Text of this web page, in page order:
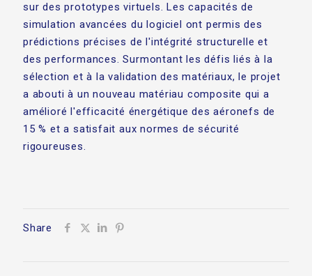
sur des prototypes virtuels. Les capacités de
simulation avancées du logiciel ont permis des
prédictions précises de l'intégrité structurelle et
des performances. Surmontant les défis liés à la
sélection et à la validation des matériaux, le projet
a abouti à un nouveau matériau composite qui a
amélioré l'efficacité énergétique des aéronefs de
15 % et a satisfait aux normes de sécurité
rigoureuses.
Share